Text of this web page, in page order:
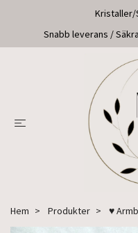
Kristaller/
Snabb leverans /
Hem Produkter ♥